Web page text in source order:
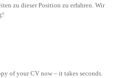
zu dieser Position zu erfahren. Wir
of your CV now – it takes seconds.